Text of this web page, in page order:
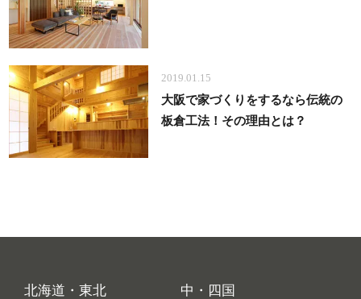
2019.01.15
大阪で家づくりをするなら伝統の
板倉工法！その理由とは？
北海道・東北 中・四国